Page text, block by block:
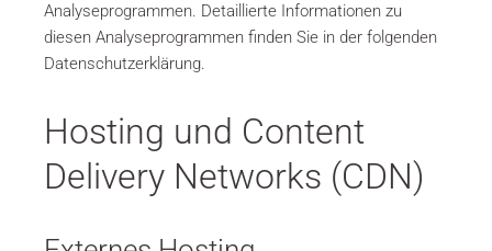
Analyseprogrammen. Detaillierte Informationen zu
diesen Analyseprogrammen finden Sie in der folgenden
Datenschutzerklärung.
Hosting und Content
Delivery Networks (CDN)